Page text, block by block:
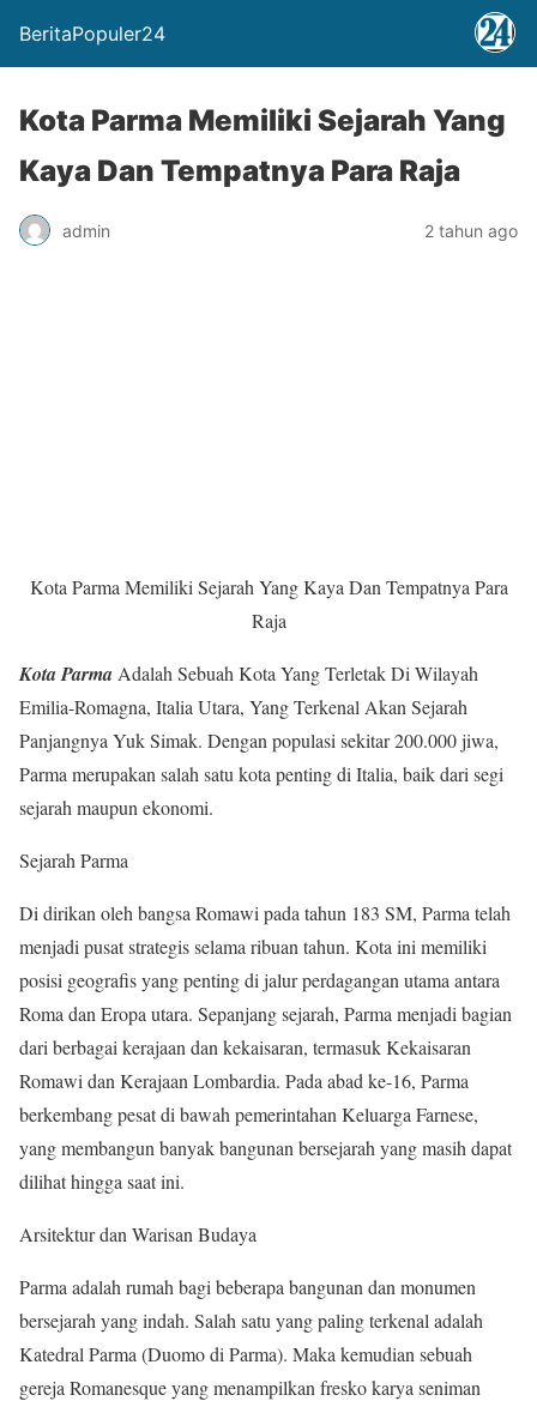
BeritaPopuler24
Kota Parma Memiliki Sejarah Yang
Kaya Dan Tempatnya Para Raja
admin 2 tahun ago
Kota Parma Memiliki Sejarah Yang Kaya Dan Tempatnya Para
Raja
Kota Parma Adalah Sebuah Kota Yang Terletak Di Wilayah
Emilia-Romagna, Italia Utara, Yang Terkenal Akan Sejarah
Panjangnya Yuk Simak. Dengan populasi sekitar 200.000 jiwa,
Parma merupakan salah satu kota penting di Italia, baik dari segi
sejarah maupun ekonomi.
Sejarah Parma
Di dirikan oleh bangsa Romawi pada tahun 183 SM, Parma telah
menjadi pusat strategis selama ribuan tahun. Kota ini memiliki
posisi geografis yang penting di jalur perdagangan utama antara
Roma dan Eropa utara. Sepanjang sejarah, Parma menjadi bagian
dari berbagai kerajaan dan kekaisaran, termasuk Kekaisaran
Romawi dan Kerajaan Lombardia. Pada abad ke-16, Parma
berkembang pesat di bawah pemerintahan Keluarga Farnese,
yang membangun banyak bangunan bersejarah yang masih dapat
dilihat hingga saat ini.
Arsitektur dan Warisan Budaya
Parma adalah rumah bagi beberapa bangunan dan monumen
bersejarah yang indah. Salah satu yang paling terkenal adalah
Katedral Parma (Duomo di Parma). Maka kemudian sebuah
gereja Romanesque yang menampilkan fresko karya seniman